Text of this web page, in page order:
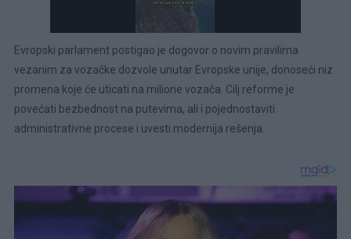
Evropski parlament postigao je dogovor o novim pravilima
vezanim za vozačke dozvole unutar Evropske unije, donoseći niz
promena koje će uticati na milione vozača. Cilj reforme je
povećati bezbednost na putevima, ali i pojednostaviti
administrativne procese i uvesti modernija rešenja.